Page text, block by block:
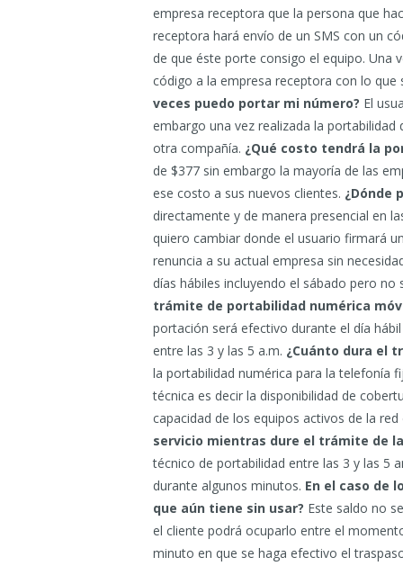
empresa receptora que la persona que
receptora hará envío de un SMS con un
de que éste porte consigo el equipo. Una
código a la empresa receptora con lo
veces puedo portar mi número? El
embargo una vez realizada la
otra compañía. ¿Qué costo tendrá la
de $377 sin embargo la mayoría de las
ese costo a sus nuevos clientes. ¿Dónde
directamente y de manera presencial en
quiero cambiar donde el usuario firmará
renuncia a su actual empresa sin
días hábiles incluyendo el sábado pero
trámite de portabilidad numérica
portación será efectivo durante el día
entre las 3 y las 5 a.m. ¿Cuánto dura el
la portabilidad numérica para la telefonía
técnica es decir la disponibilidad de
capacidad de los equipos activos de la
servicio mientras dure el trámite de
técnico de portabilidad entre las 3 y las 5
durante algunos minutos. En el caso de
que aún tiene sin usar? Este saldo no
el cliente podrá ocuparlo entre el
minuto en que se haga efectivo el